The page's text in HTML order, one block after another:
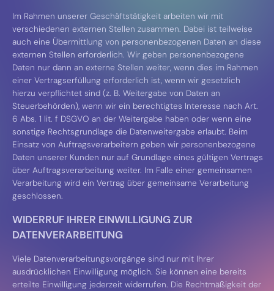
Im Rahmen unserer Geschäftstätigkeit arbeiten wir mit
verschiedenen externen Stellen zusammen. Dabei ist teilweise
auch eine Übermittlung von personenbezogenen Daten an diese
externen Stellen erforderlich. Wir geben personenbezogene
Daten nur dann an externe Stellen weiter, wenn dies im Rahmen
einer Vertragserfüllung erforderlich ist, wenn wir gesetzlich
hierzu verpflichtet sind (z. B. Weitergabe von Daten an
Steuerbehörden), wenn wir ein berechtigtes Interesse nach Art.
6 Abs. 1 lit. f DSGVO an der Weitergabe haben oder wenn eine
sonstige Rechtsgrundlage die Datenweitergabe erlaubt. Beim
Einsatz von Auftragsverarbeitern geben wir personenbezogene
Daten unserer Kunden nur auf Grundlage eines gültigen Vertrags
über Auftragsverarbeitung weiter. Im Falle einer gemeinsamen
Verarbeitung wird ein Vertrag über gemeinsame Verarbeitung
geschlossen.
WIDERRUF IHRER EINWILLIGUNG ZUR
DATENVERARBEITUNG
Viele Datenverarbeitungsvorgänge sind nur mit Ihrer
ausdrücklichen Einwilligung möglich. Sie können eine bereits
erteilte Einwilligung jederzeit widerrufen. Die Rechtmäßigkeit der